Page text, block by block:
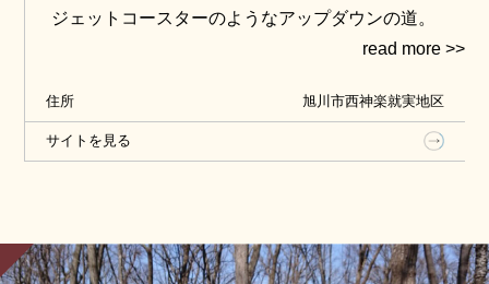
ジェットコースターのようなアップダウンの道。
そこを越えると旭川市街の遠景や大雪山連峰・十勝
としても注目されています。
住所 旭川市西神楽就実地区
サイトを見る